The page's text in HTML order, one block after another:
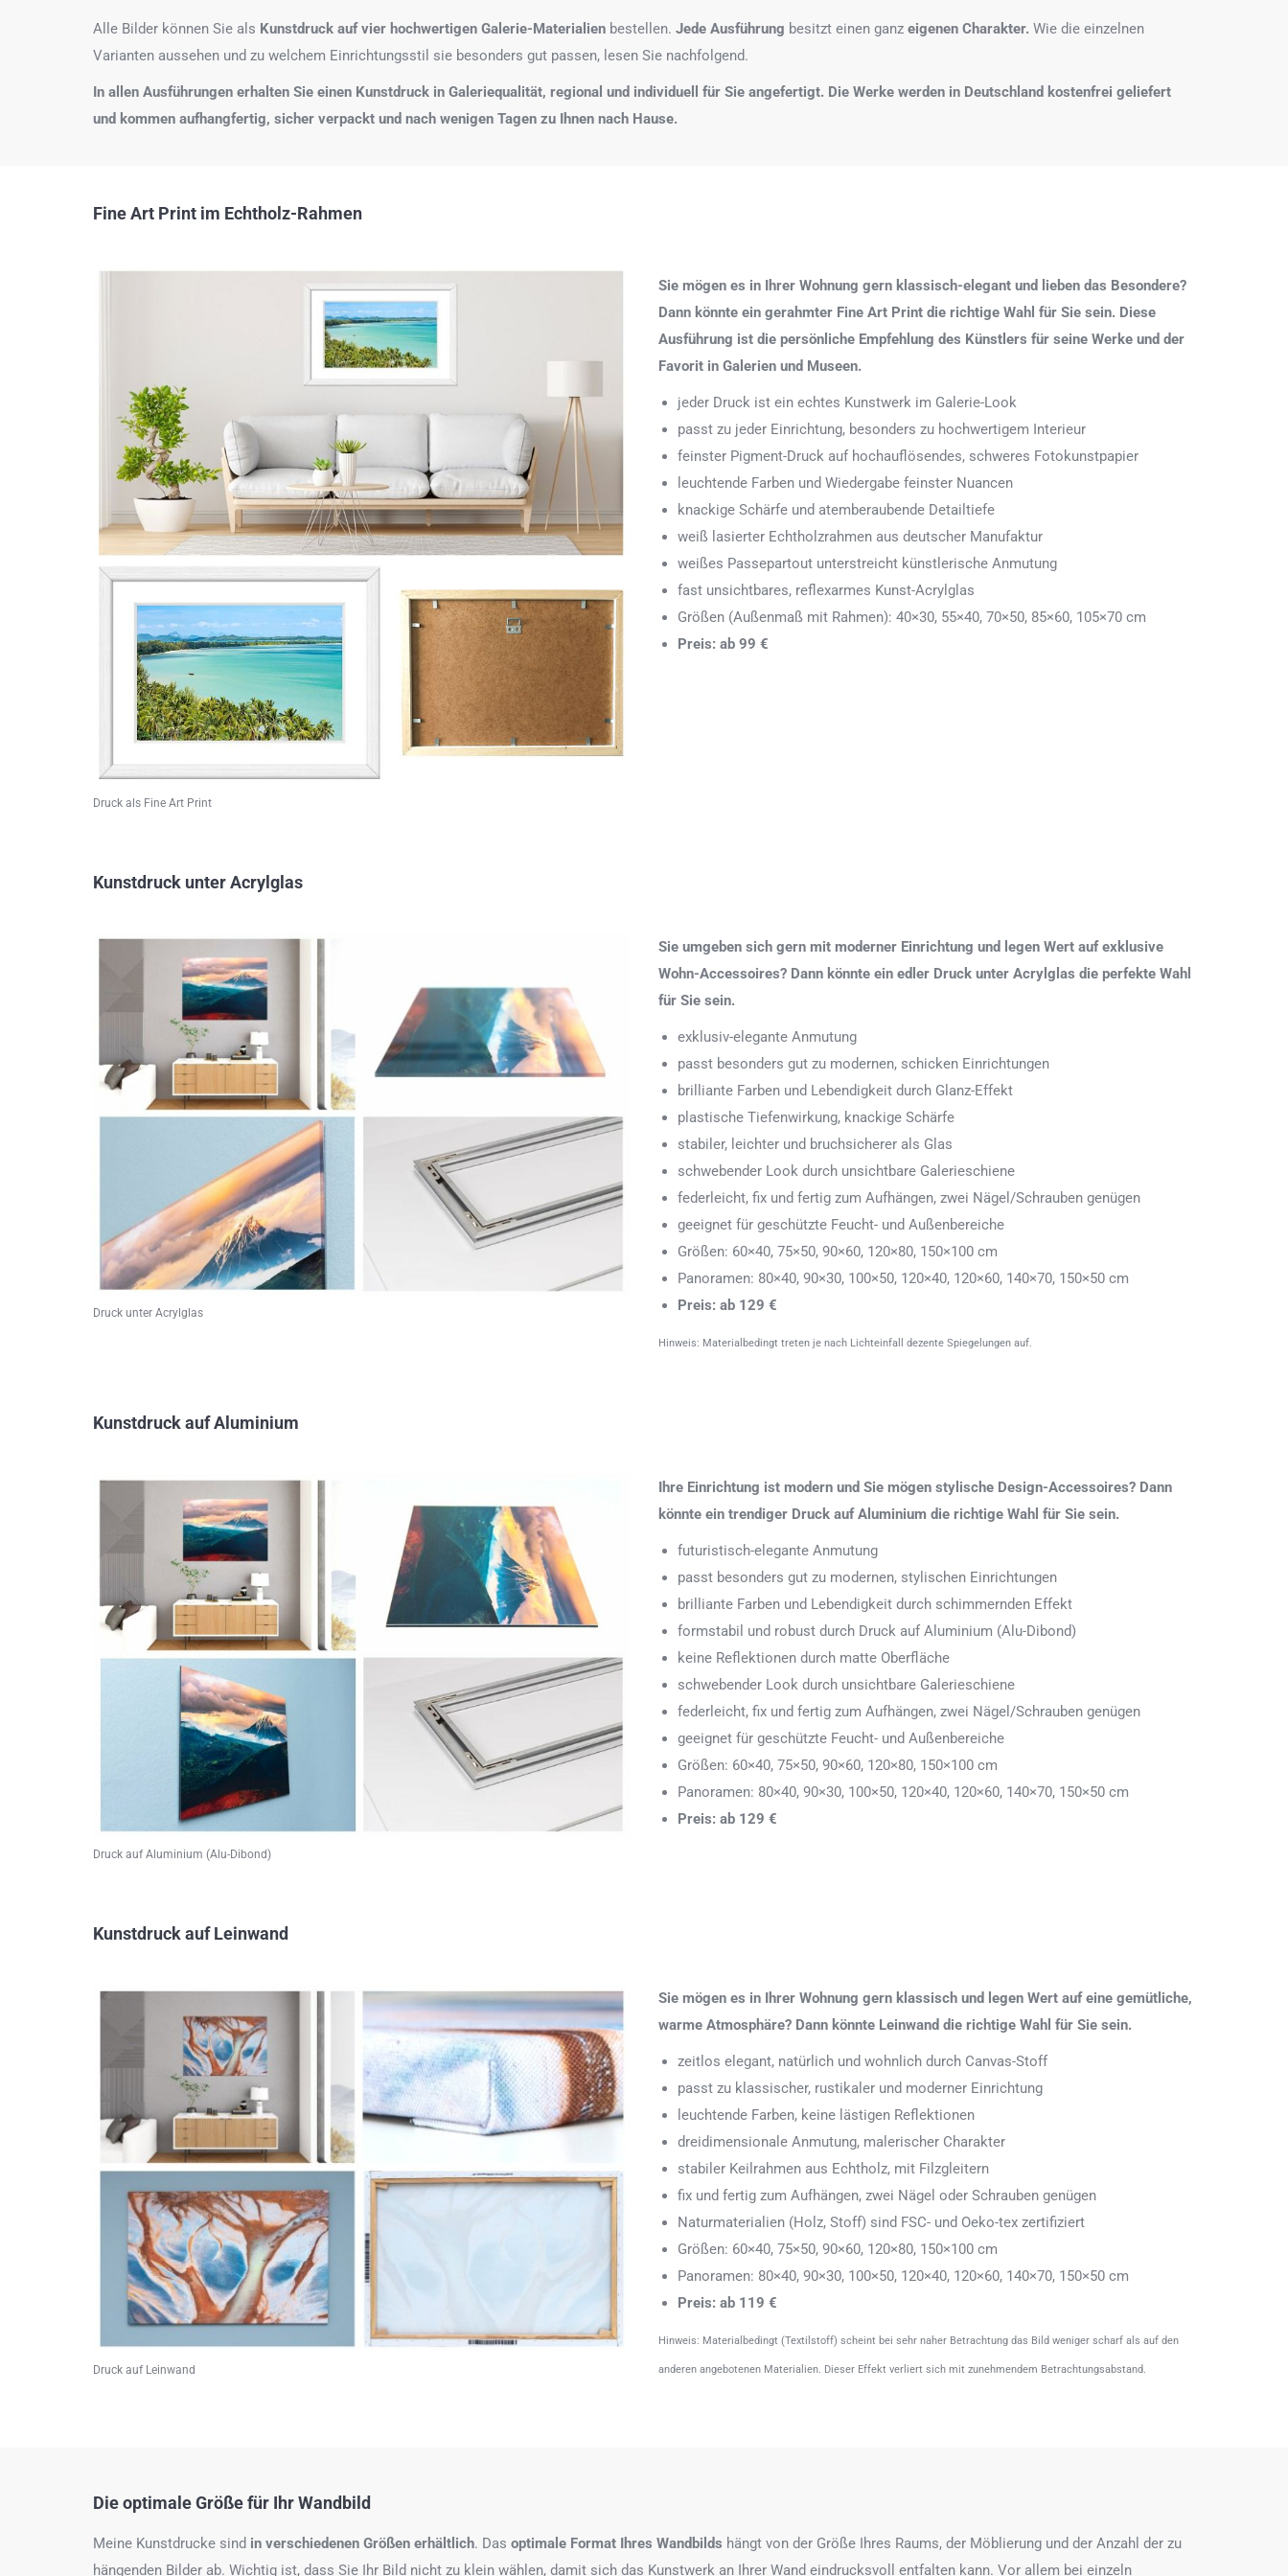
Alle Bilder können Sie als Kunstdruck auf vier hochwertigen Galerie-Materialien bestellen. Jede Ausführung besitzt einen ganz eigenen Charakter. Wie die einzelnen
Varianten aussehen und zu welchem Einrichtungsstil sie besonders gut passen, lesen Sie nachfolgend.
In allen Ausführungen erhalten Sie einen Kunstdruck in Galeriequalität, regional und individuell für Sie angefertigt. Die Werke werden in Deutschland kostenfrei geliefert
und kommen aufhangfertig, sicher verpackt und nach wenigen Tagen zu Ihnen nach Hause.
Fine Art Print im Echtholz-Rahmen
Druck als Fine Art Print
Sie mögen es in Ihrer Wohnung gern klassisch-elegant und lieben das Besondere?
Dann könnte ein gerahmter Fine Art Print die richtige Wahl für Sie sein. Diese
Ausführung ist die persönliche Empfehlung des Künstlers für seine Werke und der
Favorit in Galerien und Museen.
jeder Druck ist ein echtes Kunstwerk im Galerie-Look
passt zu jeder Einrichtung, besonders zu hochwertigem Interieur
feinster Pigment-Druck auf hochauflösendes, schweres Fotokunstpapier
leuchtende Farben und Wiedergabe feinster Nuancen
knackige Schärfe und atemberaubende Detailtiefe
weiß lasierter Echtholzrahmen aus deutscher Manufaktur
weißes Passepartout unterstreicht künstlerische Anmutung
fast unsichtbares, reflexarmes Kunst-Acrylglas
Größen (Außenmaß mit Rahmen): 40×30, 55×40, 70×50, 85×60, 105×70 cm
Preis: ab 99 €
Kunstdruck unter Acrylglas
Druck unter Acrylglas
Sie umgeben sich gern mit moderner Einrichtung und legen Wert auf exklusive
Wohn-Accessoires? Dann könnte ein edler Druck unter Acrylglas die perfekte Wahl
für Sie sein.
exklusiv-elegante Anmutung
passt besonders gut zu modernen, schicken Einrichtungen
brilliante Farben und Lebendigkeit durch Glanz-Effekt
plastische Tiefenwirkung, knackige Schärfe
stabiler, leichter und bruchsicherer als Glas
schwebender Look durch unsichtbare Galerieschiene
federleicht, fix und fertig zum Aufhängen, zwei Nägel/Schrauben genügen
geeignet für geschützte Feucht- und Außenbereiche
Größen: 60×40, 75×50, 90×60, 120×80, 150×100 cm
Panoramen: 80×40, 90×30, 100×50, 120×40, 120×60, 140×70, 150×50 cm
Preis: ab 129 €
Hinweis: Materialbedingt treten je nach Lichteinfall dezente Spiegelungen auf.
Kunstdruck auf Aluminium
Druck auf Aluminium (Alu-Dibond)
Ihre Einrichtung ist modern und Sie mögen stylische Design-Accessoires? Dann
könnte ein trendiger Druck auf Aluminium die richtige Wahl für Sie sein.
futuristisch-elegante Anmutung
passt besonders gut zu modernen, stylischen Einrichtungen
brilliante Farben und Lebendigkeit durch schimmernden Effekt
formstabil und robust durch Druck auf Aluminium (Alu-Dibond)
keine Reflektionen durch matte Oberfläche
schwebender Look durch unsichtbare Galerieschiene
federleicht, fix und fertig zum Aufhängen, zwei Nägel/Schrauben genügen
geeignet für geschützte Feucht- und Außenbereiche
Größen: 60×40, 75×50, 90×60, 120×80, 150×100 cm
Panoramen: 80×40, 90×30, 100×50, 120×40, 120×60, 140×70, 150×50 cm
Preis: ab 129 €
Kunstdruck auf Leinwand
Druck auf Leinwand
Sie mögen es in Ihrer Wohnung gern klassisch und legen Wert auf eine gemütliche,
warme Atmosphäre? Dann könnte Leinwand die richtige Wahl für Sie sein.
zeitlos elegant, natürlich und wohnlich durch Canvas-Stoff
passt zu klassischer, rustikaler und moderner Einrichtung
leuchtende Farben, keine lästigen Reflektionen
dreidimensionale Anmutung, malerischer Charakter
stabiler Keilrahmen aus Echtholz, mit Filzgleitern
fix und fertig zum Aufhängen, zwei Nägel oder Schrauben genügen
Naturmaterialien (Holz, Stoff) sind FSC- und Oeko-tex zertifiziert
Größen: 60×40, 75×50, 90×60, 120×80, 150×100 cm
Panoramen: 80×40, 90×30, 100×50, 120×40, 120×60, 140×70, 150×50 cm
Preis: ab 119 €
Hinweis: Materialbedingt (Textilstoff) scheint bei sehr naher Betrachtung das Bild weniger scharf als auf den
anderen angebotenen Materialien. Dieser Effekt verliert sich mit zunehmendem Betrachtungsabstand.
Die optimale Größe für Ihr Wandbild
Meine Kunstdrucke sind in verschiedenen Größen erhältlich. Das optimale Format Ihres Wandbilds hängt von der Größe Ihres Raums, der Möblierung und der Anzahl der zu
hängenden Bilder ab. Wichtig ist, dass Sie Ihr Bild nicht zu klein wählen, damit sich das Kunstwerk an Ihrer Wand eindrucksvoll entfalten kann. Vor allem bei einzeln